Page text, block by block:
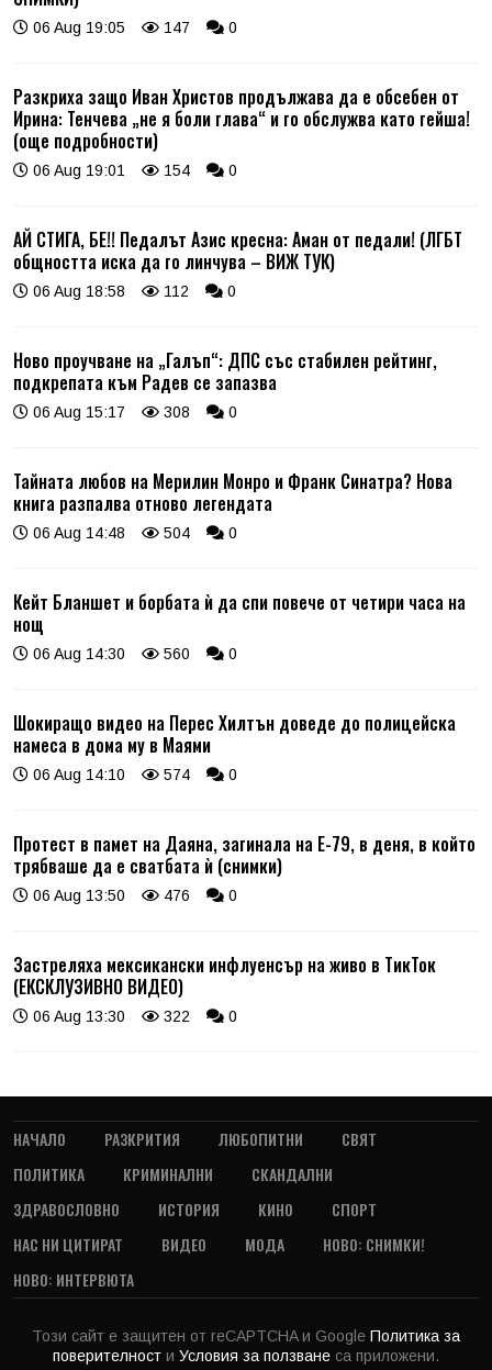
06 Aug 19:05 147 0
Разкриха защо Иван Христов продължава да е обсебен от
Ирина: Тенчева „не я боли глава“ и го обслужва като гейша!
(още подробности)
06 Aug 19:01 154 0
АЙ СТИГА, БЕ!! Педалът Азис кресна: Аман от педали! (ЛГБТ
общността иска да го линчува – ВИЖ ТУК)
06 Aug 18:58 112 0
Ново проучване на „Галъп“: ДПС със стабилен рейтинг,
подкрепата към Радев се запазва
06 Aug 15:17 308 0
Тайната любов на Мерилин Монро и Франк Синатра? Нова
книга разпалва отново легендата
06 Aug 14:48 504 0
Кейт Бланшет и борбата ѝ да спи повече от четири часа на
нощ
06 Aug 14:30 560 0
Шокиращо видео на Перес Хилтън доведе до полицейска
намеса в дома му в Маями
06 Aug 14:10 574 0
Протест в памет на Даяна, загинала на Е-79, в деня, в който
трябваше да е сватбата ѝ (снимки)
06 Aug 13:50 476 0
Застреляха мексикански инфлуенсър на живо в ТикТок
(ЕКСКЛУЗИВНО ВИДЕО)
06 Aug 13:30 322 0
НАЧАЛО РАЗКРИТИЯ ЛЮБОПИТНИ
СВЯТ
ПОЛИТИКА
КРИМИНАЛНИ
СКАНДАЛНИ
ЗДРАВОСЛОВНО
ИСТОРИЯ КИНО
СПОРТ
НАС НИ ЦИТИРАТ
ВИДЕО МОДА
НОВО: СНИМКИ!
НОВО: ИНТЕРВЮТА
Този сайт е защитен от reCAPTCHA и Google Политика за
поверителност и Условия за ползване са приложени.